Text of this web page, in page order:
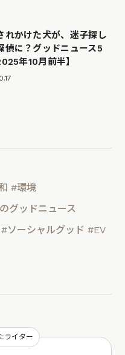
れかけた犬が、迷子探し
偵に？グッドニュース5
年10月前半】
#環境
グッドニュース
#ソーシャルグッド #EV
ライター